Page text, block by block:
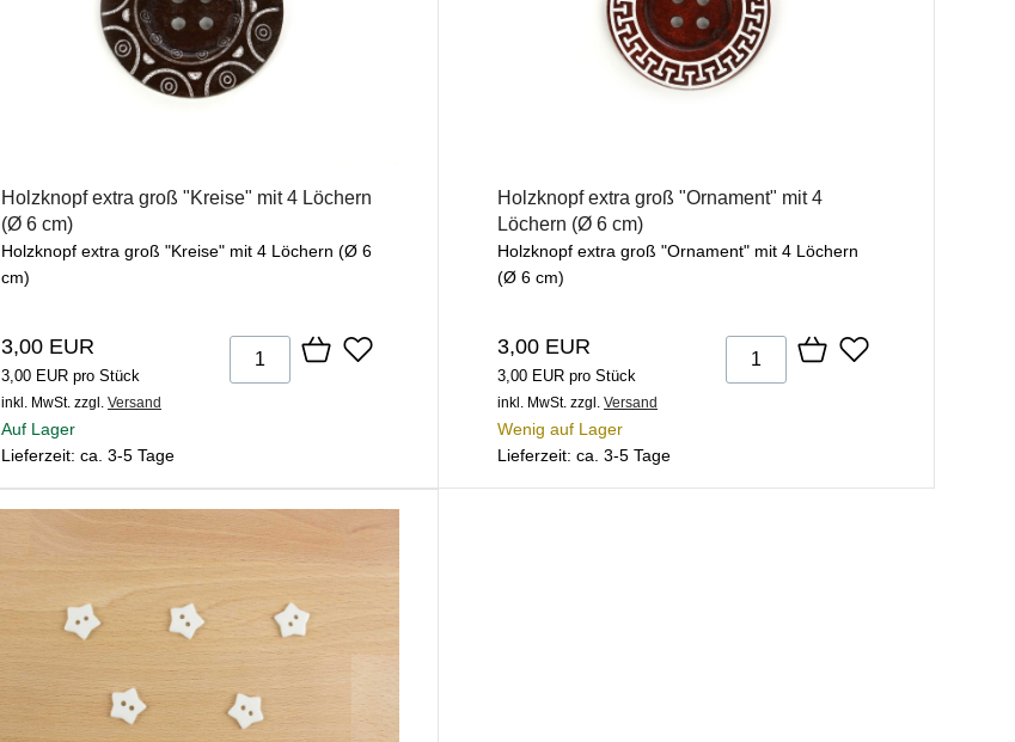
Holzknopf extra groß "Kreise" mit 4 Löchern
(Ø 6 cm)
Holzknopf extra groß "Kreise" mit 4 Löchern (Ø 6
cm)
3,00 EUR
3,00 EUR pro Stück
inkl. MwSt. zzgl. Versand
Auf Lager
Lieferzeit: ca. 3-5 Tage
Holzknopf extra groß "Ornament" mit 4
Löchern (Ø 6 cm)
Holzknopf extra groß "Ornament" mit 4 Löchern
(Ø 6 cm)
3,00 EUR
3,00 EUR pro Stück
inkl. MwSt. zzgl. Versand
Wenig auf Lager
Lieferzeit: ca. 3-5 Tage